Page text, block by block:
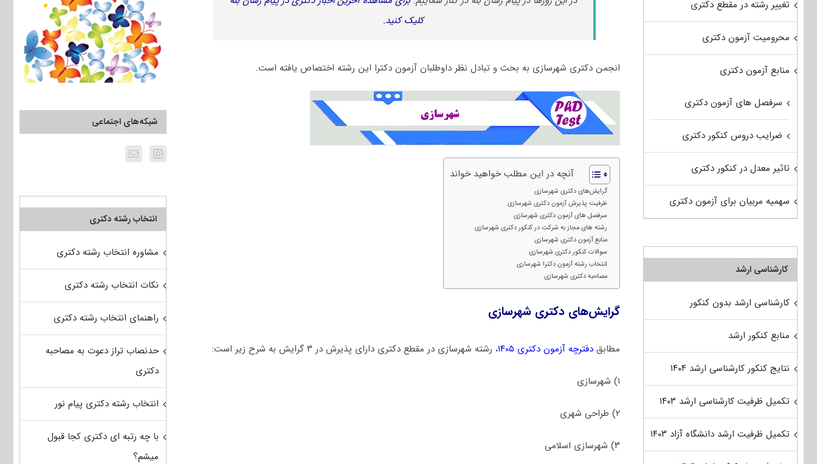
کلیک کنید.
انجمن دکتری شهرسازی به بحث و تبادل نظر داوطلبان آزمون دکترا این رشته اختصاص یافته است.
آنچه در این مطلب خواهید خواند
گرایش‌های دکتری شهرسازی
ظرفیت پذیرش آزمون دکتری شهرسازی
سرفصل های آزمون دکتری شهرسازی
رشته های مجاز به شرکت در کنکور دکتری شهرسازی
منابع آزمون دکتری شهرسازی
سوالات کنکور دکتری شهرسازی
انتخاب رشته آزمون دکترا شهرسازی
مصاحبه دکتری شهرسازی
گرایش‌های دکتری شهرسازی
مطابق دفترچه آزمون دکتری ۱۴۰۵ ، رشته شهرسازی در مقطع دکتری دارای پذیرش در ۳ گرایش به شرح زیر است:
۱) ﺷﻬﺮﺳﺎزی
۲) طراحی شهری
۳) ﺷﻬﺮﺳﺎزی اسلامی
شبکه‌های اجتماعی
انتخاب رشته دکتری
مشاوره انتخاب رشته دکتری
نکات انتخاب رشته دکتری
راهنمای انتخاب رشته دکتری
حدنصاب تراز دعوت به مصاحبه
دکتری
انتخاب رشته دکتری پیام نور
با چه رتبه ای دکتری کجا قبول
میشم؟
تغییر رشته در مقطع دکتری
محرومیت آزمون دکتری
منابع آزمون دکتری
سرفصل های آزمون دکتری
ضرایب دروس کنکور دکتری
تاثیر معدل در کنکور دکتری
سهمیه مربیان برای آزمون دکتری
کارشناسی ارشد
کارشناسی ارشد بدون کنکور
منابع کنکور ارشد
نتایج کنکور کارشناسی ارشد ۱۴۰۴
تکمیل ظرفیت کارشناسی ارشد ۱۴۰۳
تکمیل ظرفیت ارشد دانشگاه آزاد ۱۴۰۳